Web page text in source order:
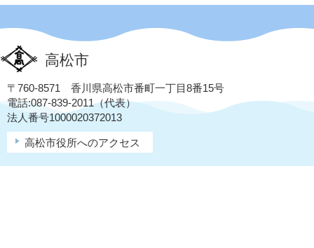
高松市
〒760-8571 香川県高松市番町一丁目8番15号
電話:087-839-2011（代表）
法人番号1000020372013
高松市役所へのアクセス